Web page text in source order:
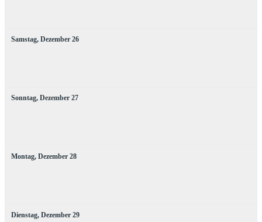
Samstag, Dezember 26
Sonntag, Dezember 27
Montag, Dezember 28
Dienstag, Dezember 29